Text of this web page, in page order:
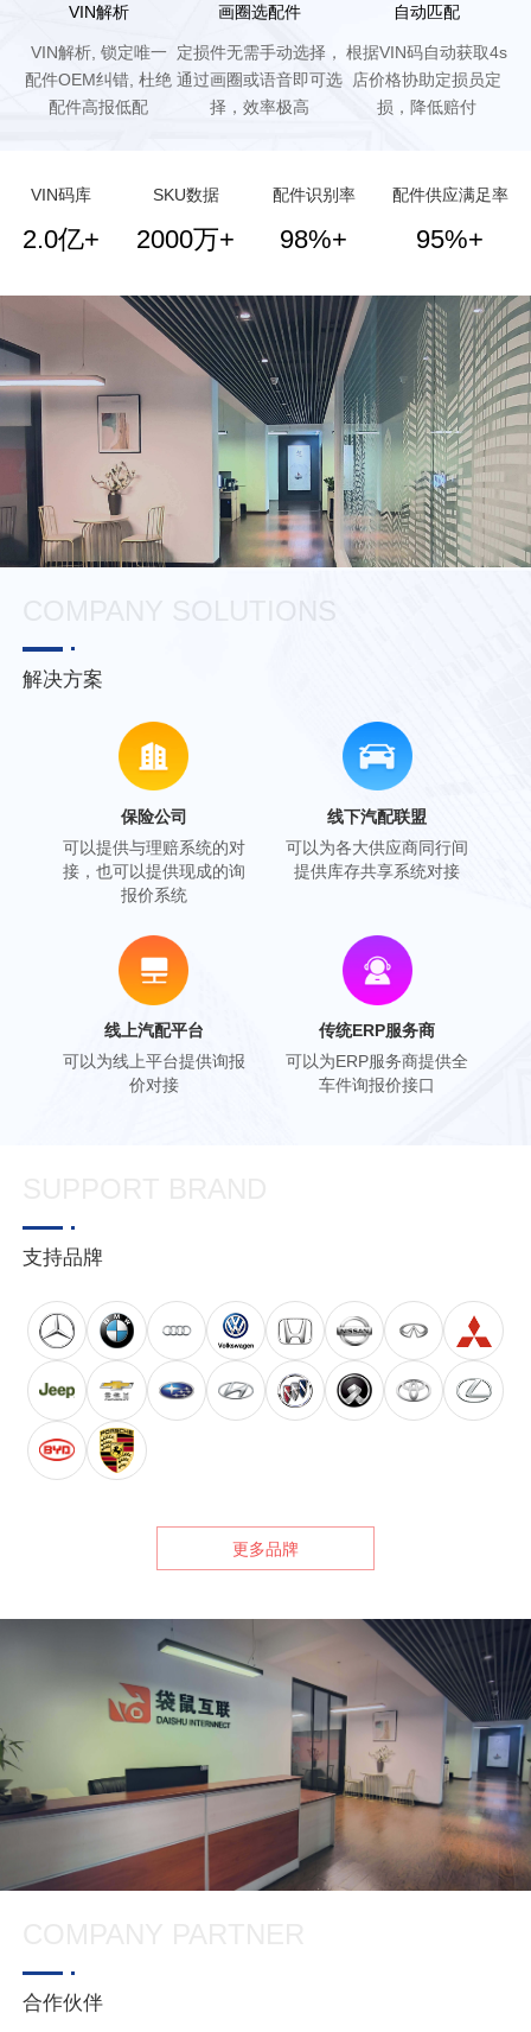
VIN解析
VIN解析, 锁定唯一
配件OEM纠错, 杜绝
配件高报低配
画圈选配件
定损件无需手动选择，
通过画圈或语音即可选
择，效率极高
自动匹配
根据VIN码自动获取4s
店价格协助定损员定
损，降低赔付
VIN码库
2.0亿+
SKU数据
2000万+
配件识别率
98%+
配件供应满足率
95%+
COMPANY SOLUTIONS
解决方案
保险公司
可以提供与理赔系统的对
接，也可以提供现成的询
报价系统
线下汽配联盟
可以为各大供应商同行间
提供库存共享系统对接
线上汽配平台
可以为线上平台提供询报
价对接
传统ERP服务商
可以为ERP服务商提供全
车件询报价接口
支持品牌
更多品牌
合作伙伴